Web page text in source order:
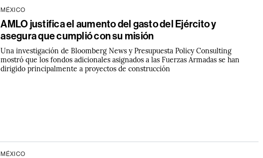
MÉXICO
AMLO justifica el aumento del gasto del Ejército y
asegura que cumplió con su misión
Una investigación de Bloomberg News y Presupuesta Policy Consulting
mostró que los fondos adicionales asignados a las Fuerzas Armadas se han
dirigido principalmente a proyectos de construcción
MÉXICO